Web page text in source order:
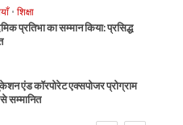
• शिक्षा
प्रतिभा का सम्मान किया: प्रसिद्ध
एंड कॉरपोरेट एक्सपोजर प्रोग्राम
सम्मानित